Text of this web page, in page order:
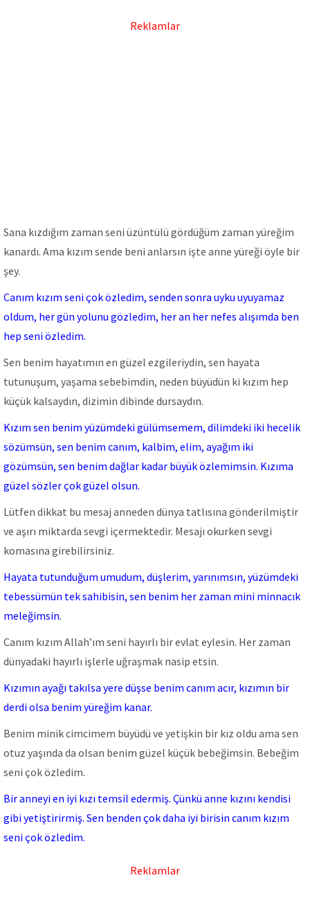
Reklamlar
Sana kızdığım zaman seni üzüntülü gördüğüm zaman yüreğim
kanardı. Ama kızım sende beni anlarsın işte anne yüreği öyle bir
şey.
Canım kızım seni çok özledim, senden sonra uyku uyuyamaz
oldum, her gün yolunu gözledim, her an her nefes alışımda ben
hep seni özledim.
Sen benim hayatımın en güzel ezgileriydin, sen hayata
tutunuşum, yaşama sebebimdin, neden büyüdün ki kızım hep
küçük kalsaydın, dizimin dibinde dursaydın.
Kızım sen benim yüzümdeki gülümsemem, dilimdeki iki hecelik
sözümsün, sen benim canım, kalbim, elim, ayağım iki
gözümsün, sen benim dağlar kadar büyük özlemimsin. Kızıma
güzel sözler çok güzel olsun.
Lütfen dikkat bu mesaj anneden dünya tatlısına gönderilmiştir
ve aşırı miktarda sevgi içermektedir. Mesajı okurken sevgi
komasına girebilirsiniz.
Hayata tutunduğum umudum, düşlerim, yarınımsın, yüzümdeki
tebessümün tek sahibisin, sen benim her zaman mini minnacık
meleğimsin.
Canım kızım Allah’ım seni hayırlı bir evlat eylesin. Her zaman
dünyadaki hayırlı işlerle uğraşmak nasip etsin.
Kızımın ayağı takılsa yere düşse benim canım acır, kızımın bir
derdi olsa benim yüreğim kanar.
Benim minik cimcimem büyüdü ve yetişkin bir kız oldu ama sen
otuz yaşında da olsan benim güzel küçük bebeğimsin. Bebeğim
seni çok özledim.
Bir anneyi en iyi kızı temsil edermiş. Çünkü anne kızını kendisi
gibi yetiştirirmiş. Sen benden çok daha iyi birisin canım kızım
seni çok özledim.
Reklamlar